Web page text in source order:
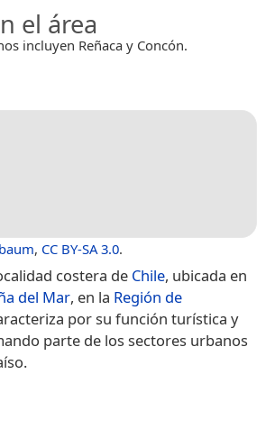
el área
incluyen Reñaca y Concón.
, CC BY-SA 3.0.
costera de Chile, ubicada en
del Mar, en la Región de
por su función turística y
parte de los sectores urbanos